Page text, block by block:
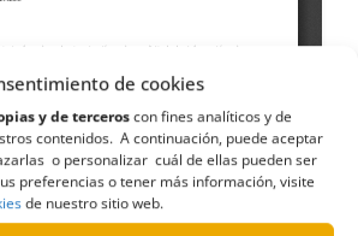
de cookies
y de terceroscon fines analíticos y de
contenidos. A continuación, puede aceptar
o personalizar cuál de ellas pueden ser
preferencias o tener más información, visite
de nuestro sitio web.